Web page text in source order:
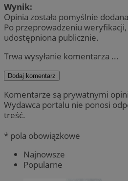
Wynik:
Opinia została pomyślnie
Po przeprowadzeniu
udostępniona publicznie.
Trwa wysyłanie komentarza ...
Dodaj komentarz
Komentarze są prywatnymi
Wydawca portalu nie ponosi
treść.
* pola obowiązkowe
Najnowsze
Popularne